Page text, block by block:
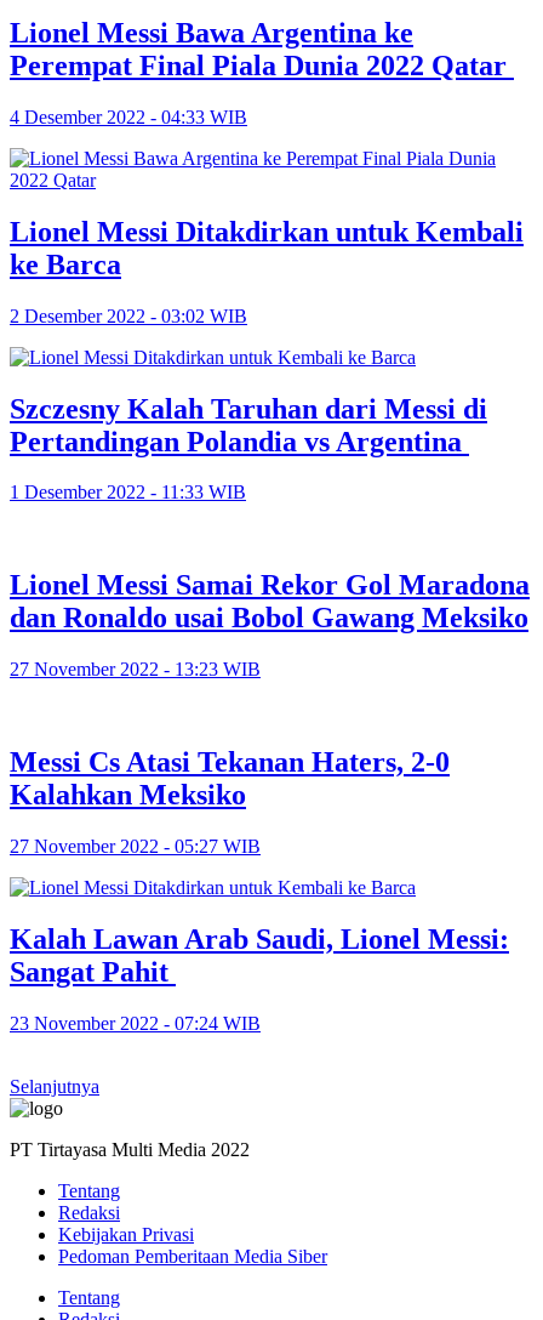
Lionel Messi Bawa Argentina ke
Perempat Final Piala Dunia 2022 Qatar
4 Desember 2022 - 04:33 WIB
Lionel Messi Ditakdirkan untuk Kembali
ke Barca
2 Desember 2022 - 03:02 WIB
Szczesny Kalah Taruhan dari Messi di
Pertandingan Polandia vs Argentina
1 Desember 2022 - 11:33 WIB
Lionel Messi Samai Rekor Gol Maradona
dan Ronaldo usai Bobol Gawang Meksiko
27 November 2022 - 13:23 WIB
Messi Cs Atasi Tekanan Haters, 2-0
Kalahkan Meksiko
27 November 2022 - 05:27 WIB
Kalah Lawan Arab Saudi, Lionel Messi:
Sangat Pahit
23 November 2022 - 07:24 WIB
Selanjutnya
PT Tirtayasa Multi Media 2022
Tentang
Redaksi
Kebijakan Privasi
Pedoman Pemberitaan Media Siber
Tentang